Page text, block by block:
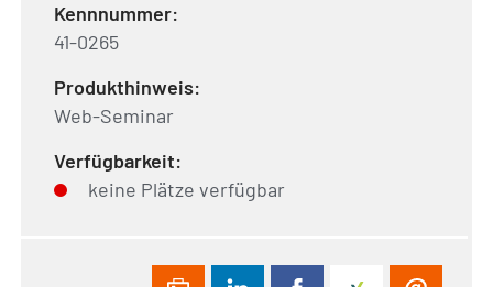
Kennnummer:
41-0265
Produkthinweis:
Web-Seminar
Verfügbarkeit:
keine Plätze verfügbar